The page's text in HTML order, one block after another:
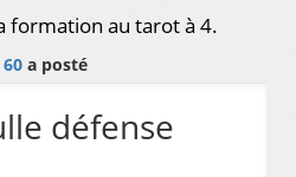
formation au tarot à 4.
a posté
défense